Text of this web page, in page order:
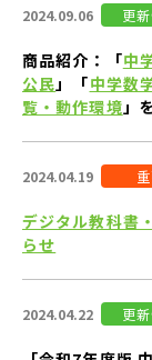
2024.09.06 更
商品紹介：「中
公民」「中学数
覧・動作環境」
2024.04.19
デジタル教科書
らせ
2024.04.22 更